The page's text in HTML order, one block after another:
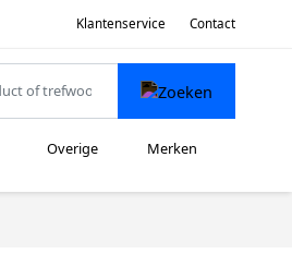
Klantenservice Contact
Overige Merken